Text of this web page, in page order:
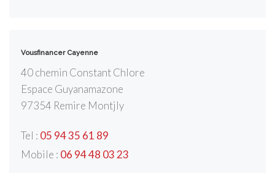
Vousfinancer Cayenne
40 chemin Constant Chlore
Espace Guyanamazone
97354 Remire Montjly
Tel : 05 94 35 61 89
Mobile : 06 94 48 03 23